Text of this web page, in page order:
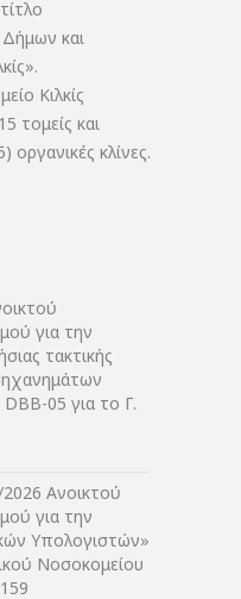
και
Κιλκίς
τομείς και
οργανικές κλίνες.
για την
τακτικής
05 για το Γ.
Ανοικτού
για την
Υπολογιστών»
Νοσοκομείου